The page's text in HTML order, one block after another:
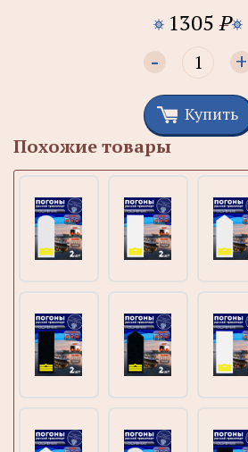
1305 P
- +
Купить
Похожие товары